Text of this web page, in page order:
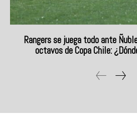
Rangers se juega todo ante
octavos de Copa Chile: